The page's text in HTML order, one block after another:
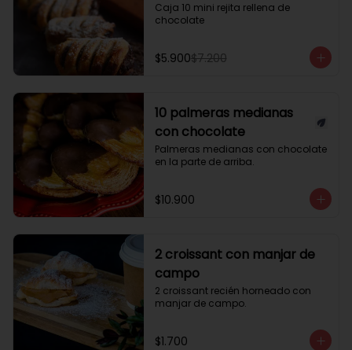
Caja 10 mini rejita rellena de
chocolate
$5.900$7.200
10 palmeras medianas
con chocolate
Palmeras medianas con chocolate
en la parte de arriba.
$10.900
2 croissant con manjar de
campo
2 croissant recién horneado con
manjar de campo.
$1.700